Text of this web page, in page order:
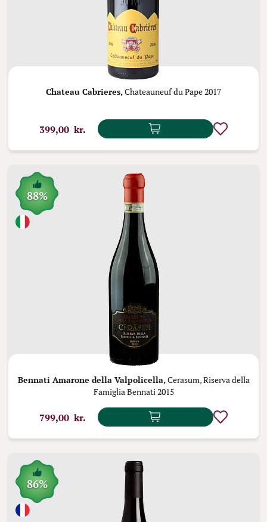
Chateau Cabrieres,Chateauneuf du Pape 2017
399,00 kr.
88%
Bennati Amarone della Valpolicella, Cerasum, Riserva della
Famiglia Bennati 2015
799,00 kr.
86%